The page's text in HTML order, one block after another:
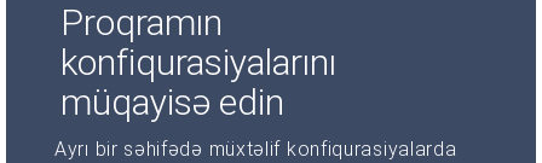
Proqramın
konfiqurasiyalarını
müqayisə edin
Ayrı bir səhifədə müxtəlif konfiqurasiyalarda